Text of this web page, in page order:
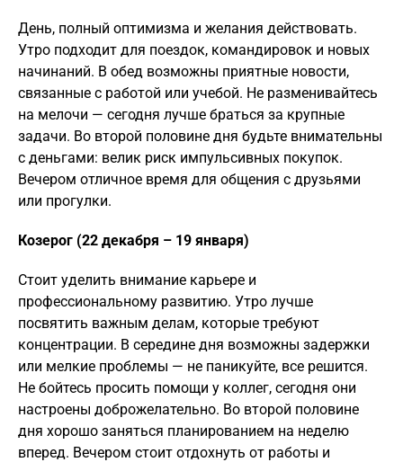
День, полный оптимизма и желания действовать.
Утро подходит для поездок, командировок и новых
начинаний. В обед возможны приятные новости,
связанные с работой или учебой. Не разменивайтесь
на мелочи — сегодня лучше браться за крупные
задачи. Во второй половине дня будьте внимательны
с деньгами: велик риск импульсивных покупок.
Вечером отличное время для общения с друзьями
или прогулки.
Козерог (22 декабря – 19 января)
Стоит уделить внимание карьере и
профессиональному развитию. Утро лучше
посвятить важным делам, которые требуют
концентрации. В середине дня возможны задержки
или мелкие проблемы — не паникуйте, все решится.
Не бойтесь просить помощи у коллег, сегодня они
настроены доброжелательно. Во второй половине
дня хорошо заняться планированием на неделю
вперед. Вечером стоит отдохнуть от работы и